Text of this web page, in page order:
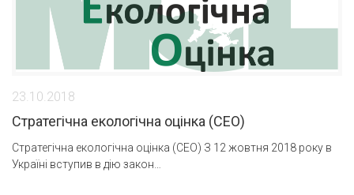
23.10.2018
Стратегічна екологічна оцінка (СЕО)
Стратегічна екологічна оцінка (СЕО) З 12 жовтня 2018 року в
Україні вступив в дію закон…